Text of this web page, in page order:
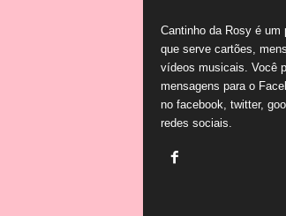
Cantinho da Rosy é um
que serve cartões,
vídeos musicais. Você
mensagens para o
no facebook, twitter,
redes sociais.